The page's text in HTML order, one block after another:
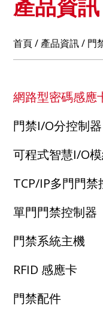
產品資訊
首頁/ 產品資訊/ 門
網路型密碼感應
門禁I/O分控制器
可程式智慧I/O
TCP/IP多門門禁
單門門禁控制器
門禁系統主機
RFID 感應卡
門禁配件